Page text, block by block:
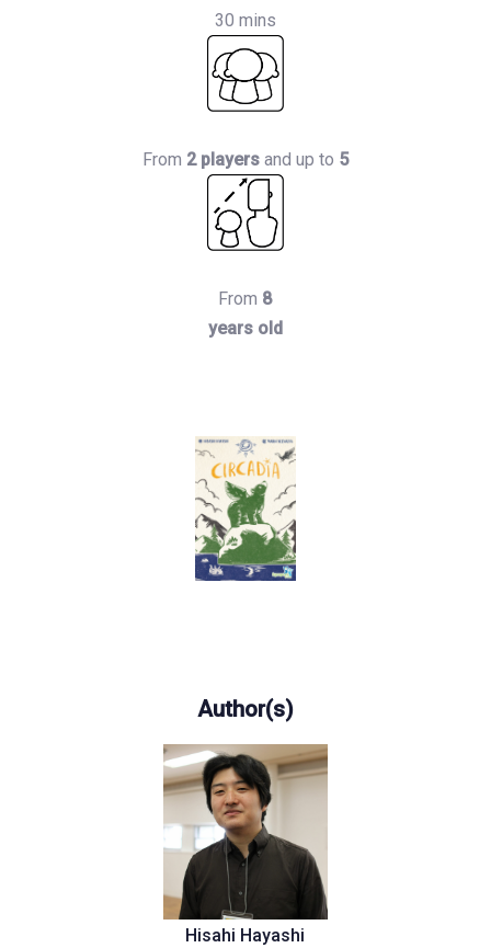
30 mins
From 2 players and up to 5
From 8
years old
Author(s)
Hisahi Hayashi